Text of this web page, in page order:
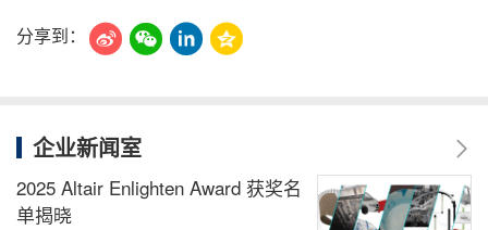
分享到：
企业新闻室
2025 Altair Enlighten Award 获奖名
单揭晓